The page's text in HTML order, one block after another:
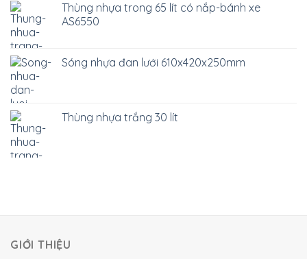
Thùng nhựa trong 65 lít có nắp-bánh xe
AS6550
Sóng nhựa đan lưới 610x420x250mm
Thùng nhựa trắng 30 lít
GIỚI THIỆU